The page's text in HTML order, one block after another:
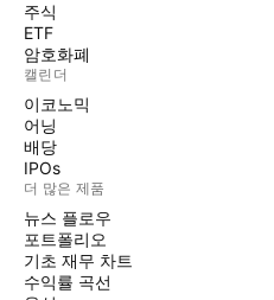
주식
ETF
암호화폐
캘린더
이코노믹
어닝
배당
IPOs
더 많은 제품
뉴스 플로우
포트폴리오
기초 재무 차트
수익률 곡선